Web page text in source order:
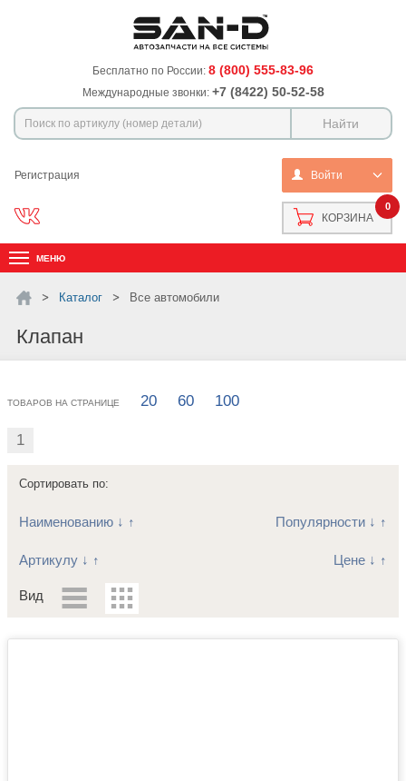
Бесплатно по России: 8 (800) 555-83-96
Международные звонки: +7 (8422) 50-52-58
Регистрация Войти
0
КОРЗИНА
МЕНЮ
Каталог Все автомобили
Клапан
ТОВАРОВ НА СТРАНИЦЕ 20 60 100
1
Сортировать по:
Наименованию ↓ ↑ Популярности ↓ ↑
Артикулу ↓ ↑ Цене ↓ ↑
Вид